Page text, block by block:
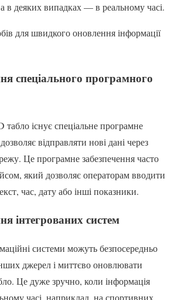
в деяких випадках — в реальному часі.
для швидкого оновлення інформації
спеціального програмного
табло існує спеціальне програмне
відправляти нові дані через
Це програмне забезпечення часто
який дозволяє операторам вводити
час, дату або інші показники.
інтегрованих систем
системи можуть безпосередньо
джерел і миттєво оновлювати
Це дуже зручно, коли інформація
часі, наприклад, на спортивних